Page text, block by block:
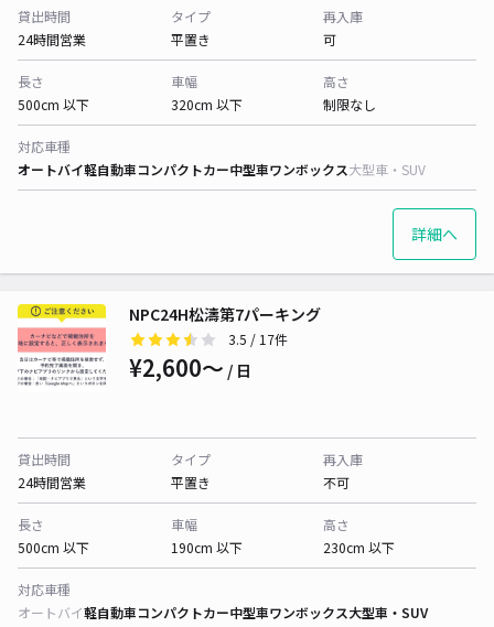
貸出時間
24時間営業
タイプ
平置き
再入庫
可
長さ
500cm 以下
車幅
320cm 以下
高さ
制限なし
対応車種
オートバイ軽自動車コンパクトカー中型車ワンボックス大型車・SUV
詳細へ
NPC24H松濤第7パーキング
3.5 / 17件
¥2,600〜 / 日
貸出時間
24時間営業
タイプ
平置き
再入庫
不可
長さ
500cm 以下
車幅
190cm 以下
高さ
230cm 以下
対応車種
オートバイ軽自動車コンパクトカー中型車ワンボックス大型車・SUV